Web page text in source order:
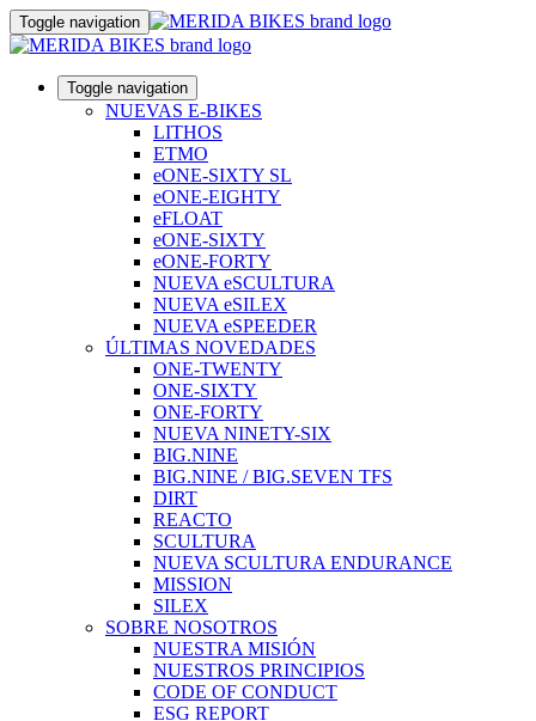
Toggle navigation
Toggle navigation
NUEVAS E-BIKES
LITHOS
ETMO
eONE-SIXTY SL
eONE-EIGHTY
eFLOAT
eONE-SIXTY
eONE-FORTY
NUEVA eSCULTURA
NUEVA eSILEX
NUEVA eSPEEDER
ÚLTIMAS NOVEDADES
ONE-TWENTY
ONE-SIXTY
ONE-FORTY
NUEVA NINETY-SIX
BIG.NINE
BIG.NINE / BIG.SEVEN TFS
DIRT
REACTO
SCULTURA
NUEVA SCULTURA ENDURANCE
MISSION
SILEX
SOBRE NOSOTROS
NUESTRA MISIÓN
NUESTROS PRINCIPIOS
CODE OF CONDUCT
ESG REPORT